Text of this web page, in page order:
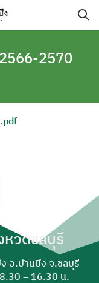
2570
หวัดชลบุรี
อ.บ้านบึง จ.ชลบุรี
– 16.30 น.